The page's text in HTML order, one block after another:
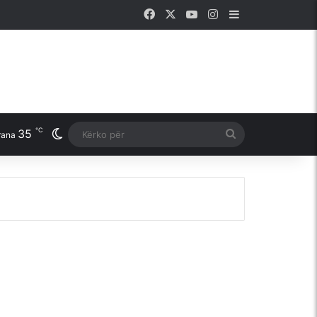
Facebook YouTubeInstagram
35 ℃ Switch skin
për